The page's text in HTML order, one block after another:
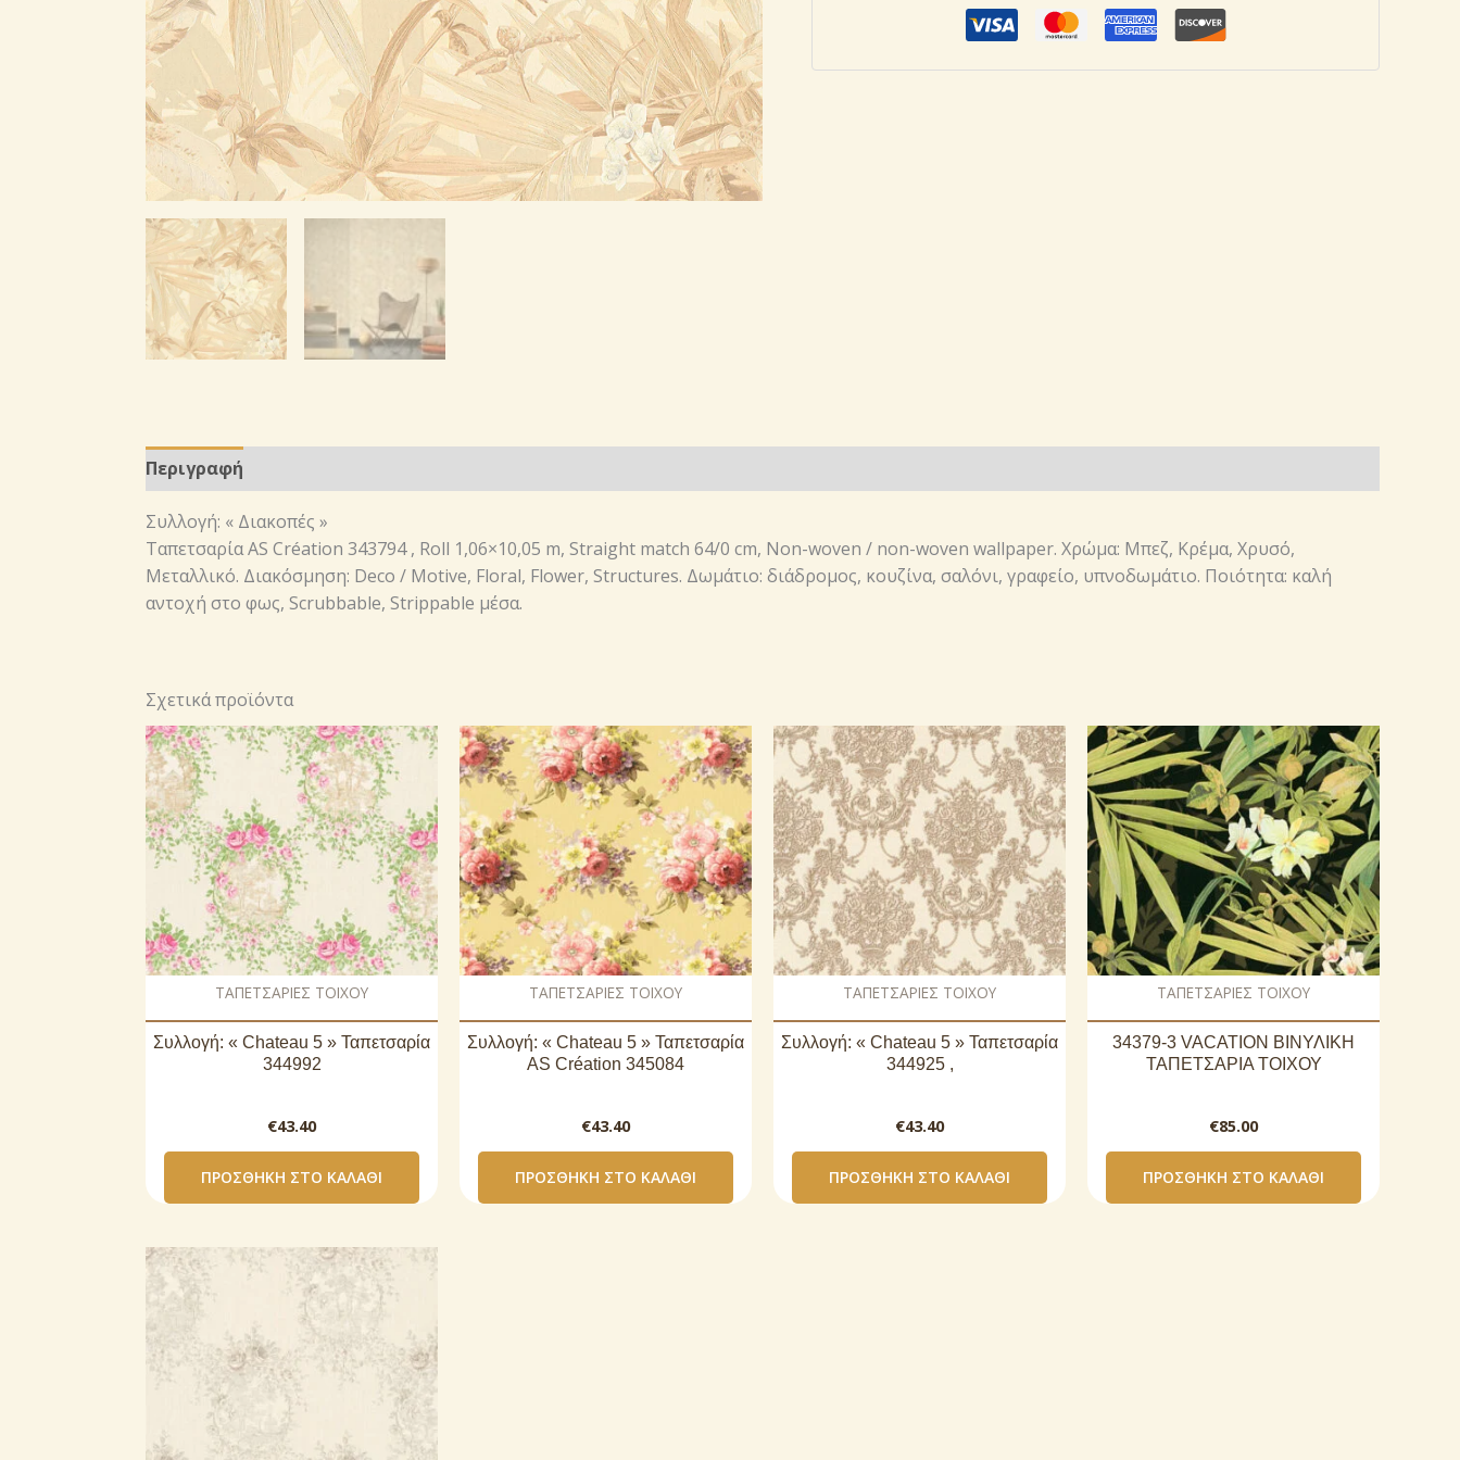
Περιγραφή
Συλλογή: « Διακοπές »
Ταπετσαρία AS Création 343794 , Roll 1,06×10,05 m, Straight match 64/0 cm, Non-woven / non-woven wallpaper. Χρώμα: Μπεζ, Κρέμα, Χρυσό,
Μεταλλικό. Διακόσμηση: Deco / Motive, Floral, Flower, Structures. Δωμάτιο: διάδρομος, κουζίνα, σαλόνι, γραφείο, υπνοδωμάτιο. Ποιότητα: καλή
αντοχή στο φως, Scrubbable, Strippable μέσα.
Σχετικά προϊόντα
ΤΑΠΕΤΣΑΡΙΕΣ ΤΟΙΧΟΥ
Συλλογή: « Chateau 5 » Ταπετσαρία
344992
€43.40
ΠΡΟΣΘΉΚΗ ΣΤΟ ΚΑΛΆΘΙ
ΤΑΠΕΤΣΑΡΙΕΣ ΤΟΙΧΟΥ
Συλλογή: « Chateau 5 » Ταπετσαρία
AS Création 345084
€43.40
ΠΡΟΣΘΉΚΗ ΣΤΟ ΚΑΛΆΘΙ
ΤΑΠΕΤΣΑΡΙΕΣ ΤΟΙΧΟΥ
Συλλογή: « Chateau 5 » Ταπετσαρία
344925 ,
€43.40
ΠΡΟΣΘΉΚΗ ΣΤΟ ΚΑΛΆΘΙ
ΤΑΠΕΤΣΑΡΙΕΣ ΤΟΙΧΟΥ
34379-3 VACATION ΒΙΝΥΛΙΚΗ
ΤΑΠΕΤΣΑΡΙΑ ΤΟΙΧΟΥ
€85.00
ΠΡΟΣΘΉΚΗ ΣΤΟ ΚΑΛΆΘΙ